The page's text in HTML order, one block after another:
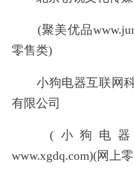
(聚美优品
零售类)
小狗电器互联网科
有限公司
(小狗电器
www.xgdq.com)(网上